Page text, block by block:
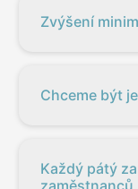
Zvýšení
Chceme být
Každý pátý